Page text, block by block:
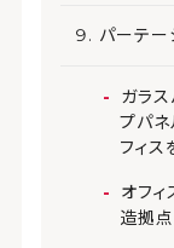
パーテー
ガラ
プパ
フィス
オフ
造拠